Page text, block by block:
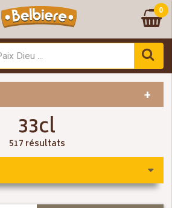
0
+
33cl
517 résultats